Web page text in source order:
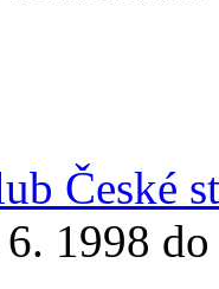
České
1998